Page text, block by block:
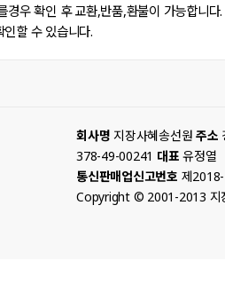
우 확인 후 교환,반품,환불이 가능합니다.
할 수 있습니다.
회사명 지장사혜송선원 주소
378-49-00241 대표 유정열
통신판매업신고번호 제
Copyright © 2001-2013 지